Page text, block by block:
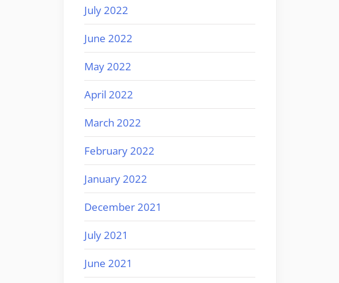
July 2022
June 2022
May 2022
April 2022
March 2022
February 2022
January 2022
December 2021
July 2021
June 2021